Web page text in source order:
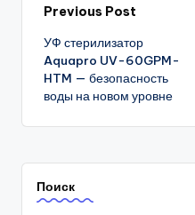
Post
navigation
Previous Post
УФ стерилизатор
Aquapro UV-60GPM-
HTM — безопасность
воды на новом уровне
Поиск